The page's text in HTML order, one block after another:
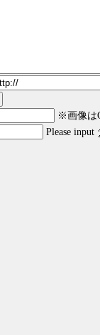
※画像は
Please input